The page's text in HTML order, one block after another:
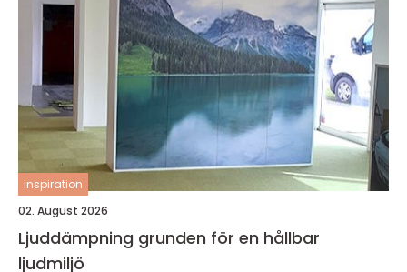
inspiration
02. August 2026
Ljuddämpning grunden för en hållbar
ljudmiljö